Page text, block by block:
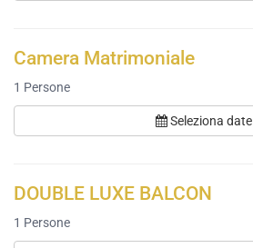
Camera Matrimoniale
1 Persone
Seleziona date
DOUBLE LUXE BALCON
1 Persone